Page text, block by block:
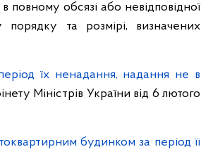
обсязі або невідповідної
та розмірі, визначених
їх ненадання, надання не в
Міністрів України від 6 лютого
будинком за період її